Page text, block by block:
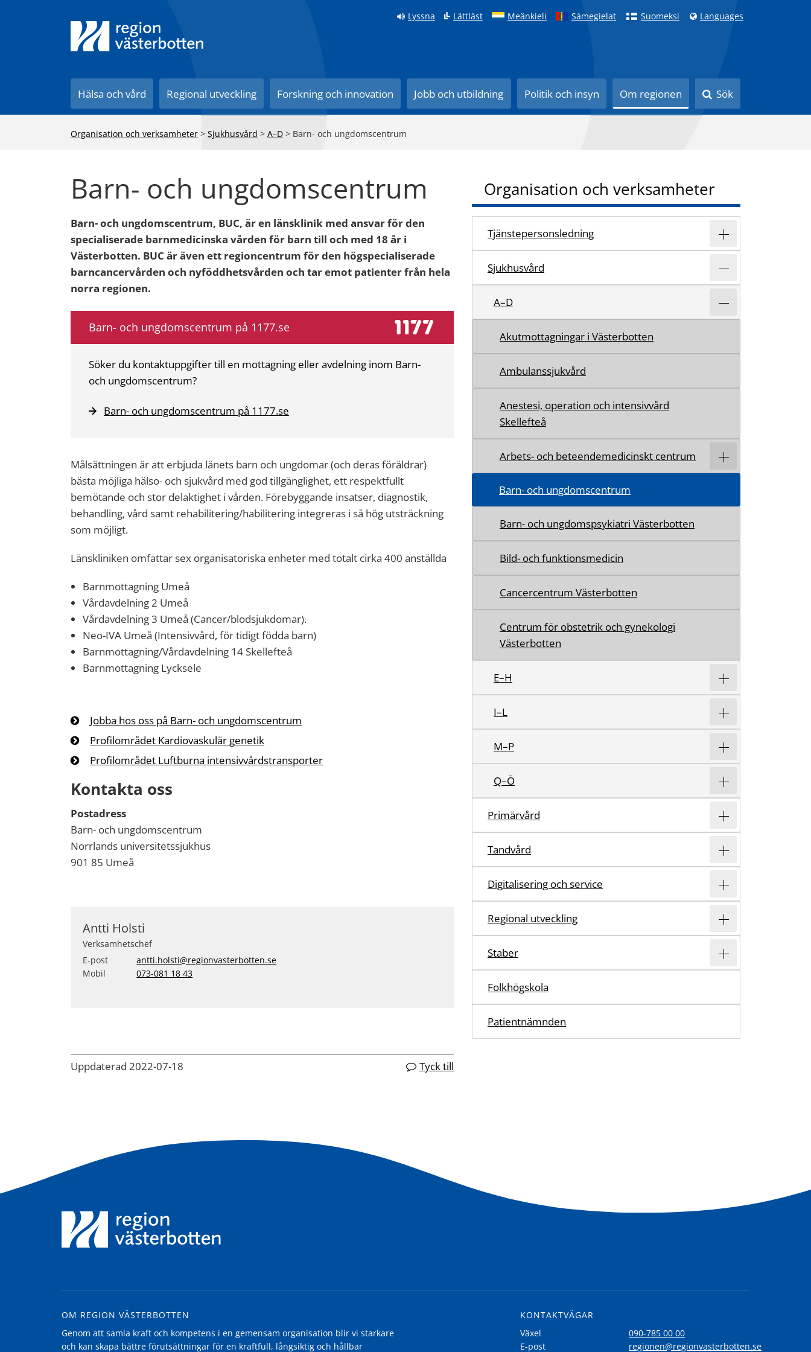
Lyssna Lättläst Meänkieli Sámegielat Suomeksi Languages
Hälsa och vård Regional utveckling Forskning och innovation Jobb och utbildning Politik och insyn Om regionen Sök
Organisation och verksamheter > Sjukhusvård > A–D > Barn- och ungdomscentrum
Barn- och ungdomscentrum
Barn- och ungdomscentrum, BUC, är en länsklinik med ansvar för den
specialiserade barnmedicinska vården för barn till och med 18 år i
Västerbotten. BUC är även ett regioncentrum för den högspecialiserade
barncancervården och nyföddhetsvården och tar emot patienter från hela
norra regionen.
Barn- och ungdomscentrum på 1177.se
Söker du kontaktuppgifter till en mottagning eller avdelning inom Barn-
och ungdomscentrum?
Barn- och ungdomscentrum på 1177.se
Målsättningen är att erbjuda länets barn och ungdomar (och deras föräldrar)
bästa möjliga hälso- och sjukvård med god tillgänglighet, ett respektfullt
bemötande och stor delaktighet i vården. Förebyggande insatser, diagnostik,
behandling, vård samt rehabilitering/habilitering integreras i så hög utsträckning
som möjligt.
Länskliniken omfattar sex organisatoriska enheter med totalt cirka 400 anställda
Barnmottagning Umeå
Vårdavdelning 2 Umeå
Vårdavdelning 3 Umeå (Cancer/blodsjukdomar).
Neo-IVA Umeå (Intensivvård, för tidigt födda barn)
Barnmottagning/Vårdavdelning 14 Skellefteå
Barnmottagning Lycksele
Jobba hos oss på Barn- och ungdomscentrum
Profilområdet Kardiovaskulär genetik
Profilområdet Luftburna intensivvårdstransporter
Kontakta oss
Postadress
Barn- och ungdomscentrum
Norrlands universitetssjukhus
901 85 Umeå
Antti Holsti
Verksamhetschef
E-post
antti.holsti@regionvasterbotten.se
Mobil
073-081 18 43
Uppdaterad 2022-07-18 Tyck till
Organisation och verksamheter
Tjänstepersonsledning
Sjukhusvård
A–D
Akutmottagningar i Västerbotten
Ambulanssjukvård
Anestesi, operation och intensivvård
Skellefteå
Arbets- och beteendemedicinskt centrum
Barn- och ungdomscentrum
Barn- och ungdomspsykiatri Västerbotten
Bild- och funktionsmedicin
Cancercentrum Västerbotten
Centrum för obstetrik och gynekologi
Västerbotten
E–H
I–L
M–P
Q–Ö
Primärvård
Tandvård
Digitalisering och service
Regional utveckling
Staber
Folkhögskola
Patientnämnden
OM REGION VÄSTERBOTTEN
Genom att samla kraft och kompetens i en gemensam organisation blir vi starkare
och kan skapa bättre förutsättningar för en kraftfull, långsiktig och hållbar
KONTAKTVÄGAR
Växel
090-785 00 00
E-post
regionen@regionvasterbotten.se